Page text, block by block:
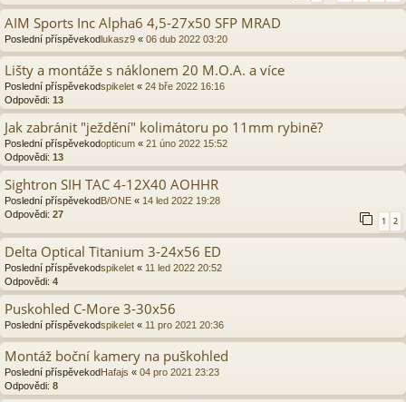
AIM Sports Inc Alpha6 4,5-27x50 SFP MRAD
Poslední příspěvekod lukasz9 « 06 dub 2022 03:20
Lišty a montáže s náklonem 20 M.O.A. a více
Poslední příspěvekodspikelet « 24 bře 2022 16:16
Odpovědi: 13
Jak zabránit "ježdění" kolimátoru po 11mm rybině?
Poslední příspěvekodopticum « 21 úno 2022 15:52
Odpovědi: 13
Sightron SIH TAC 4-12X40 AOHHR
Poslední příspěvekod B/ONE « 14 led 2022 19:28
Odpovědi: 27
1 2
Delta Optical Titanium 3-24x56 ED
Poslední příspěvekodspikelet « 11 led 2022 20:52
Odpovědi: 4
Puskohled C-More 3-30x56
Poslední příspěvekodspikelet « 11 pro 2021 20:36
Montáž boční kamery na puškohled
Poslední příspěvekodHafajs « 04 pro 2021 23:23
Odpovědi: 8